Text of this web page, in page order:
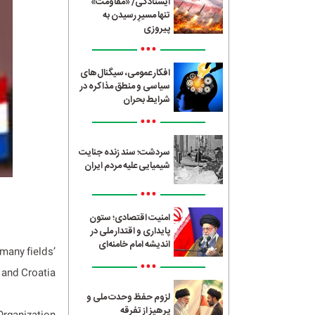
تنها مسیرِ رسیدن به
پیروزی
•••
افکار عمومی، سیگنال‌های
سیاسی و منطق مذاکره در
شرایط بحران
•••
سردشت؛ سند زنده جنایت
شیمیایی علیه مردم ایران
•••
امنیت اقتصادی؛ ستون
پایداری و اقتدار ملی در
اندیشه امام خامنه‌ای
•••
لزوم حفظ وحدت ملی و
پرهیز از تفرقه
fields’
Croatia.